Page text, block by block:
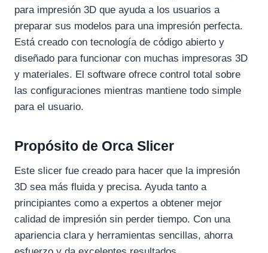
para impresión 3D que ayuda a los usuarios a
preparar sus modelos para una impresión perfecta.
Está creado con tecnología de código abierto y
diseñado para funcionar con muchas impresoras 3D
y materiales. El software ofrece control total sobre
las configuraciones mientras mantiene todo simple
para el usuario.
Propósito de Orca Slicer
Este slicer fue creado para hacer que la impresión
3D sea más fluida y precisa. Ayuda tanto a
principiantes como a expertos a obtener mejor
calidad de impresión sin perder tiempo. Con una
apariencia clara y herramientas sencillas, ahorra